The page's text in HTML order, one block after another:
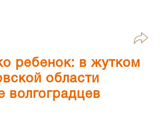
ребенок: в жутком
области
волгоградцев